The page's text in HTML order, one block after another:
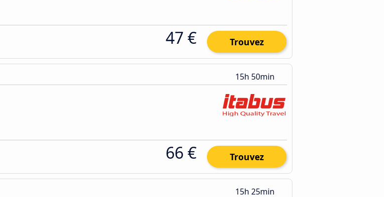
47 € Trouvez
15h 50min
66 € Trouvez
15h 25min